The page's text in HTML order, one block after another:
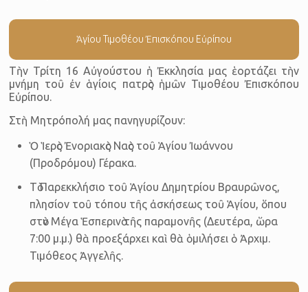
Ἁγίου Τιμοθέου Ἐπισκόπου Εὐρίπου
Τὴν Τρίτη 16 Αὐγούστου ἡ Ἐκκλησία μας ἑορτάζει τὴν
μνήμη τοῦ ἐν ἁγίοις πατρὸς ἡμῶν Τιμοθέου Ἐπισκόπου
Εὐρίπου.
Στὴ Μητρόπολή μας πανηγυρίζουν:
Ὁ Ἱερὸς Ἐνοριακὸς Ναὸς τοῦ Ἁγίου Ἰωάννου
(Προδρόμου) Γέρακα.
Τὸ Παρεκκλήσιο τοῦ Ἁγίου Δημητρίου Βραυρῶνος,
πλησίον τοῦ τόπου τῆς ἀσκήσεως τοῦ Ἁγίου, ὅπου
στὸν Μέγα Ἑσπερινὸ τῆς παραμονῆς (Δευτέρα, ὥρα
7:00 μ.μ.) θὰ προεξάρχει καὶ θὰ ὁμιλήσει ὁ Ἀρχιμ.
Τιμόθεος Ἀγγελῆς.